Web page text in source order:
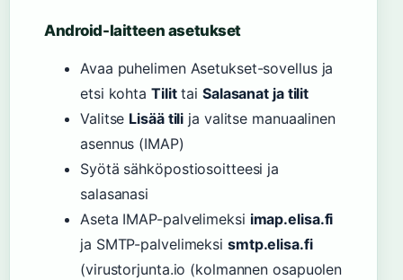
Android-laitteen asetukset
Avaa puhelimen Asetukset-sovellus ja
etsi kohta Tilittai Salasanat ja tilit
Valitse Lisää tili ja valitse manuaalinen
asennus (IMAP)
Syötä sähköpostiosoitteesi ja
salasanasi
Aseta IMAP-palvelimeksi imap.elisa.fi
ja SMTP-palvelimeksi smtp.elisa.fi
(virustorjunta.io (kolmannen osapuolen